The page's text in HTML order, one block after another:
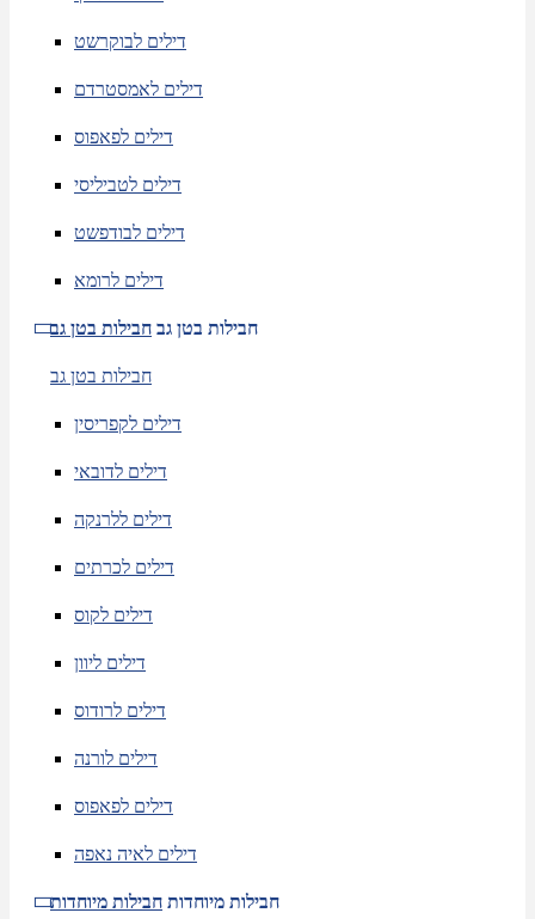
דילים לבוקרשט
דילים לאמסטרדם
דילים לפאפוס
דילים לטביליסי
דילים לבודפשט
דילים לרומא
חבילות בטן גב חבילות בטן גב
חבילות בטן גב
דילים לקפריסין
דילים לדובאי
דילים ללרנקה
דילים לכרתים
דילים לקוס
דילים ליוון
דילים לרודוס
דילים לורנה
דילים לפאפוס
דילים לאיה נאפה
חבילות מיוחדות חבילות מיוחדות